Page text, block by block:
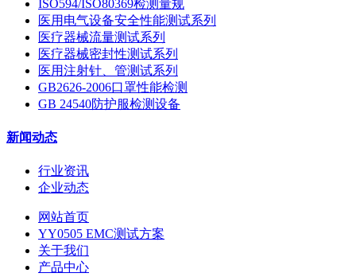
ISO594/ISO80369检测量规
医用电气设备安全性能测试系列
医疗器械流量测试系列
医疗器械密封性测试系列
医用注射针、管测试系列
GB2626-2006口罩性能检测
GB 24540防护服检测设备
新闻动态
行业资讯
企业动态
网站首页
YY0505 EMC测试方案
关于我们
产品中心